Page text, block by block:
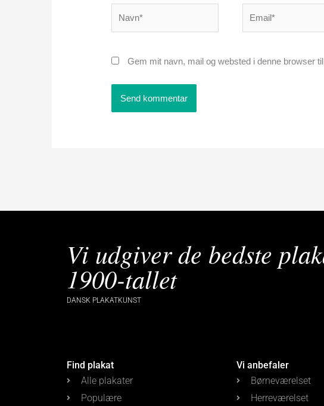
Gem mit navn, mail og websted i denne browser
Vi udgiver de bedste
1900-tallet
DANSK PLAKATKUNST
Find plakat
Alle plakater
Populære
Vi anbefaler
Børneværelset
Herreværelset